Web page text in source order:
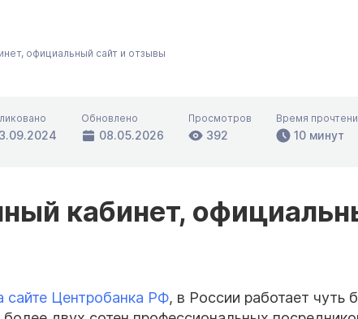
официальный сайт и отзывы
Обновлено
08.05.2026
Просмотров
392
Время
10 минут
кабинет,
сайте Центробанка РФ, в России работает чуть